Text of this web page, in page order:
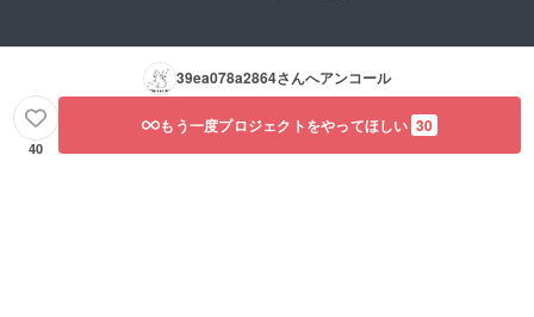
39ea078a2864さんへアンコール
40
もう一度プロジェクトをやってほしい 30